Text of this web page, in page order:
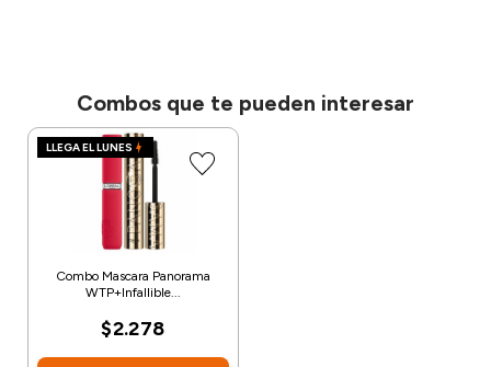
Combos que te pueden interesar
LLEGA EL LUNES
Combo Mascara Panorama
WTP+Infallible...
$2.278